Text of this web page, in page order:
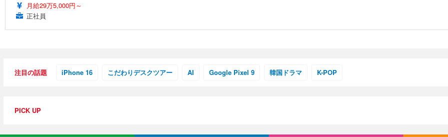
月給29万5,000円～
正社員
注目の話題 iPhone 16 こだわりデスクツアー AI Google Pixel 9 韓国ドラマ K-POP
PICK UP